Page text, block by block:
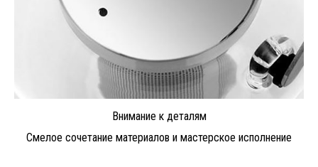
Внимание к деталям
Смелое сочетание материалов и мастерское исполнение